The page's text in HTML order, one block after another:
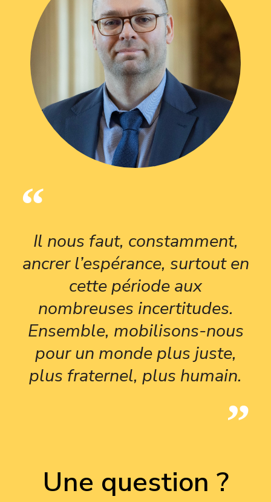
Il nous faut, constamment,
ancrer l’espérance, surtout en
cette période aux
nombreuses incertitudes.
Ensemble, mobilisons-nous
pour un monde plus juste,
plus fraternel, plus humain.
Une question ?